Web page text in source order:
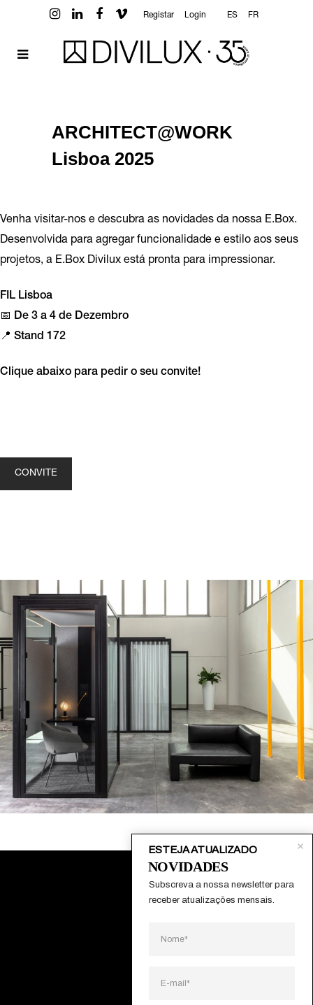
Registar Login ES FR
ARCHITECT@WORK
Lisboa 2025
Venha visitar-nos e descubra as novidades da nossa E.Box.
Desenvolvida para agregar funcionalidade e estilo aos seus
projetos, a E.Box Divilux está pronta para impressionar.
FIL Lisboa
📅 De 3 a 4 de Dezembro
📍 Stand 172
Clique abaixo para pedir o seu convite!
CONVITE
ESTEJA ATUALIZADO
Subscreva a nossa newsletter para
receber atualizações mensais.
NOVIDADES